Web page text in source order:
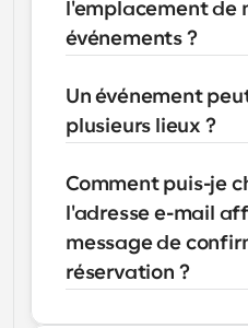
l'emplacement de
événements ?
Un événement
plusieurs lieux ?
Comment puis-je
l'adresse e-mail
message de
réservation ?